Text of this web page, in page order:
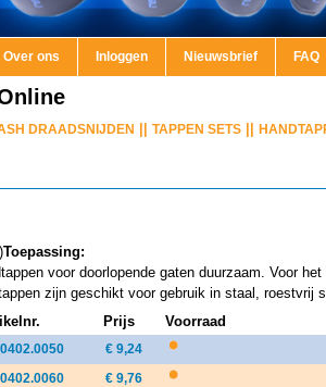
Over ons Inloggen Nieuwsbrief FAQ
DRAADSNIJDEN TAPPEN SETS
Toepassing:
voor doorlopende gaten duurzaam. Voor
zijn geschikt voor gebruik in staal, roestvrij
Prijs Voorraad
€ 9,24
€ 9,76